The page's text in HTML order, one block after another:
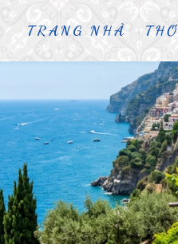
TRANG NHÀ THƠ